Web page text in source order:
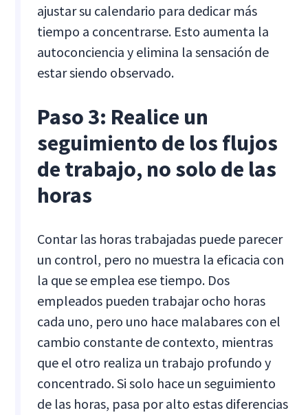
ajustar su calendario para dedicar más
tiempo a concentrarse. Esto aumenta la
autoconciencia y elimina la sensación de
estar siendo observado.
Paso 3: Realice un
seguimiento de los flujos
de trabajo, no solo de las
horas
Contar las horas trabajadas puede parecer
un control, pero no muestra la eficacia con
la que se emplea ese tiempo. Dos
empleados pueden trabajar ocho horas
cada uno, pero uno hace malabares con el
cambio constante de contexto, mientras
que el otro realiza un trabajo profundo y
concentrado. Si solo hace un seguimiento
de las horas, pasa por alto estas diferencias